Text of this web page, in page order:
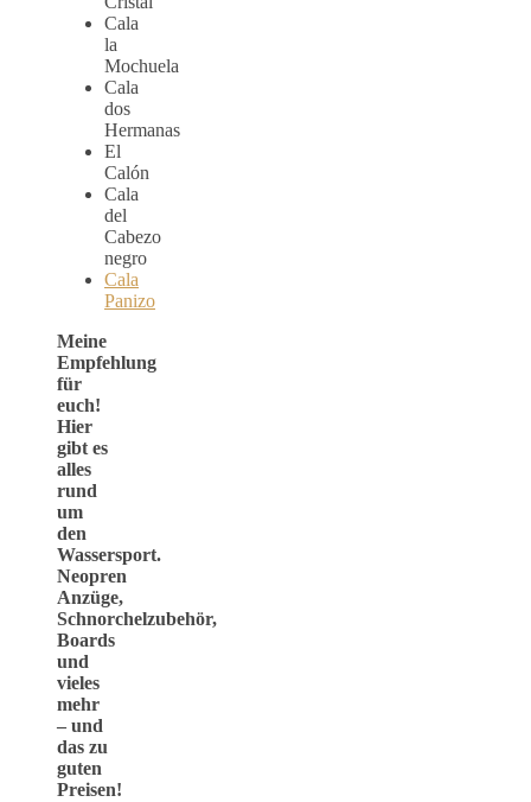
Cala
la
Mochuela
Cala
dos
Hermanas
El
Calón
Cala
del
Cabezo
negro
Cala
Panizo
Meine
Empfehlung
für
euch!
Hier
gibt es
alles
rund
um
den
Wassersport.
Neopren
Anzüge,
Schnorchelzubehör,
Boards
und
vieles
mehr
– und
das zu
guten
Preisen!